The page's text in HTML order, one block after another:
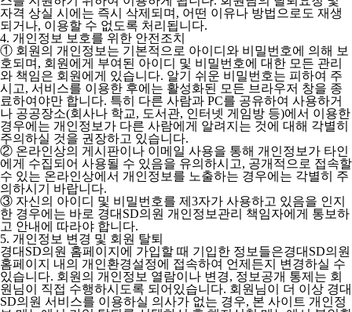
자격 상실 시에는 즉시 삭제되며, 어떤 이유나 방법으로도 재생
되거나, 이용할 수 없도록 처리됩니다.
4. 개인정보 보호를 위한 안전조치
① 회원의 개인정보는 기본적으로 아이디와 비밀번호에 의해 보
호되며, 회원에게 부여된 아이디 및 비밀번호에 대한 모든 관리
와 책임은 회원에게 있습니다. 알기 쉬운 비밀번호는 피하여 주
시고, 서비스를 이용한 후에는 활성화된 모든 브라우저 창을 종
료하여야만 합니다. 특히 다른 사람과 PC를 공유하여 사용하거
나 공공장소(회사나 학교, 도서관, 인터넷 게임방 등)에서 이용한
경우에는 개인정보가 다른 사람에게 알려지는 것에 대해 각별히
주의하실 것을 권장하고 있습니다.
② 온라인상의 게시판이나 이메일 사용을 통해 개인정보가 타인
에게 수집되어 사용될 수 있음을 유의하시고, 공개적으로 접속할
수 있는 온라인상에서 개인정보를 노출하는 경우에는 각별히 주
의하시기 바랍니다.
③ 자신의 아이디 및 비밀번호를 제3자가 사용하고 있음을 인지
한 경우에는 바로 경대SD의원 개인정보관리 책임자에게 통보하
고 안내에 따라야 합니다.
5. 개인정보 변경 및 회원 탈퇴
경대SD의원 홈페이지에 가입할 때 기입한 정보들은경대SD의원
홈페이지 내의 개인환경설정에 접속하여 언제든지 변경하실 수
있습니다. 회원의 개인정보 열람이나 변경, 정보공개 통제는 회
원님이 직접 수행하시도록 되어있습니다. 회원님이 더 이상 경대
SD의원 서비스를 이용하실 의사가 없는 경우, 본 사이트 개인정